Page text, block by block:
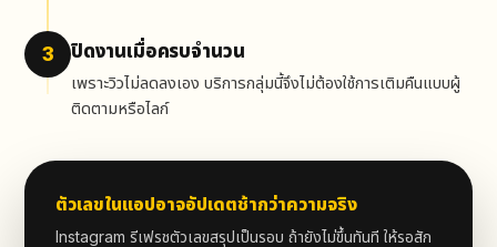
3 ปิดงานเมื่อครบจำนวน
เพราะวิวไม่ลดลงเอง บริการกลุ่มนี้จึงไม่ต้องใช้การเติมคืนแบบผู้
ติดตามหรือไลก์
ตัวเลขในแอปอาจอัปเดตช้ากว่าความจริง
Instagram รีเฟรชตัวเลขสรุปเป็นรอบ ถ้ายังไม่ขึ้นทันที ให้รอสัก